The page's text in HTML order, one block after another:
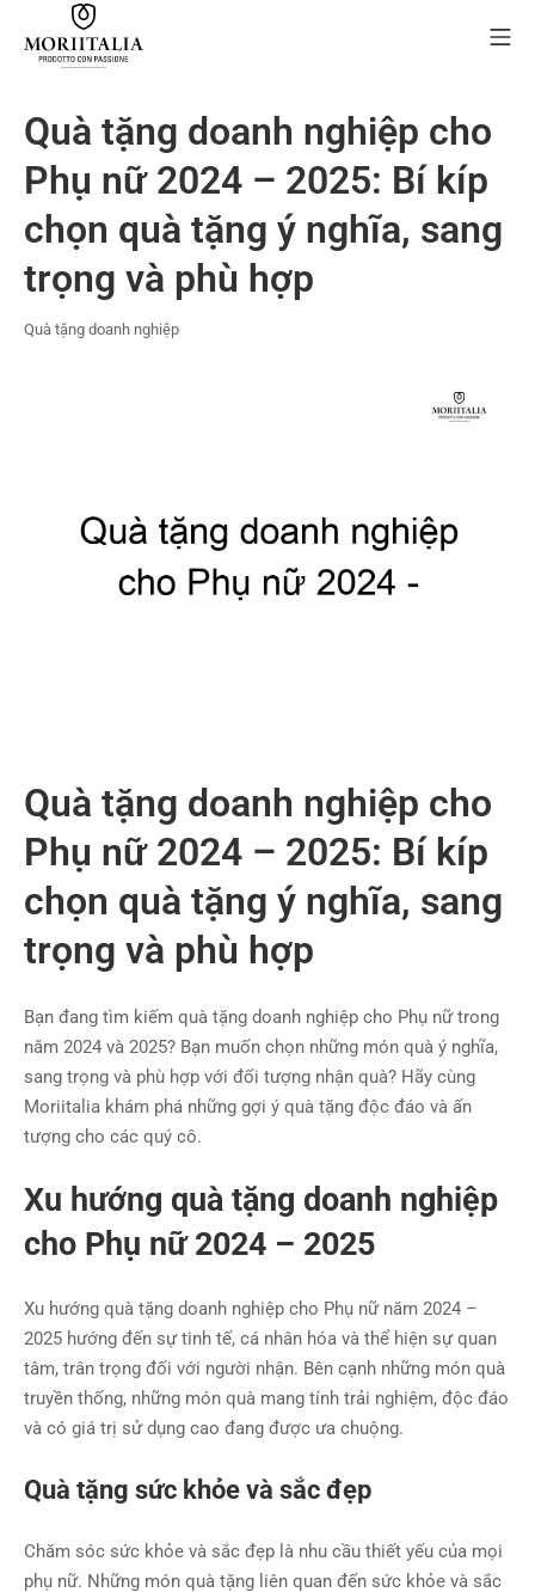
Quà tặng doanh nghiệp cho
Phụ nữ 2024 – 2025: Bí kíp
chọn quà tặng ý nghĩa, sang
trọng và phù hợp
Quà tặng doanh nghiệp
Quà tặng doanh nghiệp cho
Phụ nữ 2024 – 2025: Bí kíp
chọn quà tặng ý nghĩa, sang
trọng và phù hợp
Bạn đang tìm kiếm quà tặng doanh nghiệp cho Phụ nữ trong
năm 2024 và 2025? Bạn muốn chọn những món quà ý nghĩa,
sang trọng và phù hợp với đối tượng nhận quà? Hãy cùng
Moriitalia khám phá những gợi ý quà tặng độc đáo và ấn
tượng cho các quý cô.
Xu hướng quà tặng doanh nghiệp
cho Phụ nữ 2024 – 2025
Xu hướng quà tặng doanh nghiệp cho Phụ nữ năm 2024 –
2025 hướng đến sự tinh tế, cá nhân hóa và thể hiện sự quan
tâm, trân trọng đối với người nhận. Bên cạnh những món quà
truyền thống, những món quà mang tính trải nghiệm, độc đáo
và có giá trị sử dụng cao đang được ưa chuộng.
Quà tặng sức khỏe và sắc đẹp
Chăm sóc sức khỏe và sắc đẹp là nhu cầu thiết yếu của mọi
phụ nữ. Những món quà tặng liên quan đến sức khỏe và sắc